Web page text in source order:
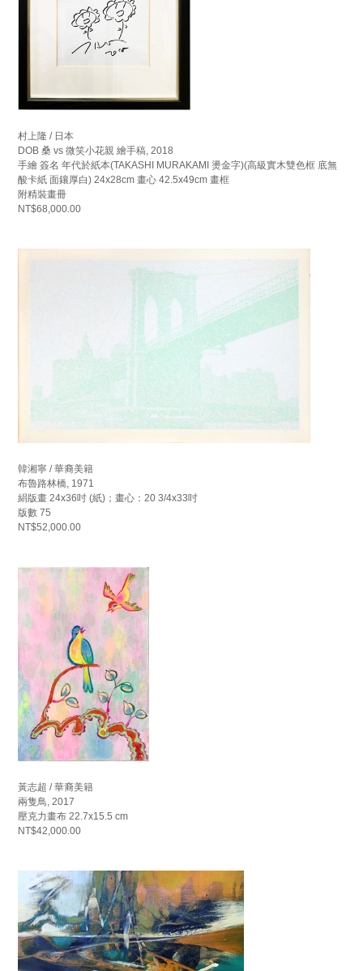
村上隆 / 日本
DOB 桑 vs 微笑小花親 繪手稿, 2018
手繪 簽名 年代於紙本(TAKASHI MURAKAMI 燙金字)(高級實木雙色框 底無
酸卡紙 面鑲厚白) 24x28cm 畫心 42.5x49cm 畫框
附精裝畫冊
NT$68,000.00
韓湘寧 / 華裔美籍
布魯路林橋, 1971
絹版畫 24x36吋 (紙)；畫心：20 3/4x33吋
版數 75
NT$52,000.00
黃志超 / 華裔美籍
兩隻鳥, 2017
壓克力畫布 22.7x15.5 cm
NT$42,000.00